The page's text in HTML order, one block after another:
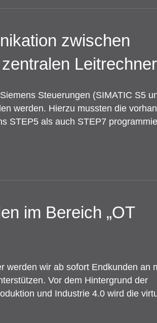
zwischen
Leitrechner
Steuerungen (SIMATIC S5
werden. Hierzu mussten die
STEP5 als auch STEP7
im Bereich „OT
werden wir ab sofort Endkunden an
Vor dem Hintergrund der
und Industrie 4.0 wird die